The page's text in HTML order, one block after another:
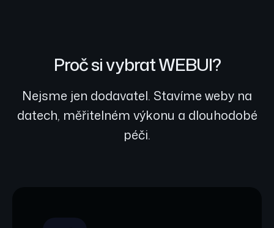
Proč si vybrat WEBUI?
Nejsme jen dodavatel. Stavíme weby na
datech, měřitelném výkonu a dlouhodobé
péči.